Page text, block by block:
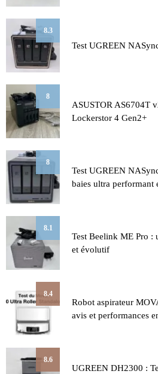
8.3
Test UGREEN
8
ASUSTOR AS6704T
Lockerstor 4 Gen2+
8
Test UGREEN
baies ultra performant
8.1
Test Beelink ME Pro :
et évolutif
8.4
Robot aspirateur
avis et performances
8.6
UGREEN DH2300 :